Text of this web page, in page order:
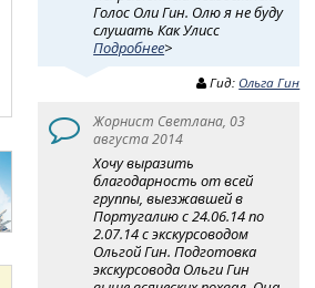
Голос Оли Гин. Олю я не буду
слушать Как Улисс
Подробнее>
Гид: Ольга Гин
Жорнист Светлана, 03
августа 2014
Хочу выразить
благодарность от всей
группы, выезжавшей в
Португалию с 24.06.14 по
2.07.14 с экскурсоводом
Ольгой Гин. Подготовка
экскурсовода Ольги Гин